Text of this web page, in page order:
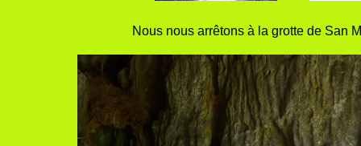
Nous nous arrêtons à la grotte de San